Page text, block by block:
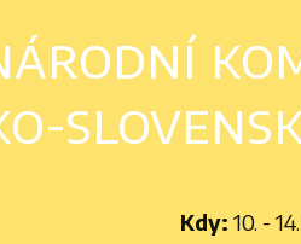
Kdy: 10. -